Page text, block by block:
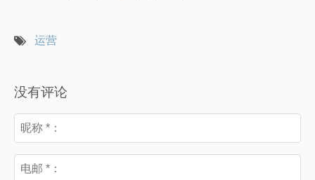
运营
没有评论